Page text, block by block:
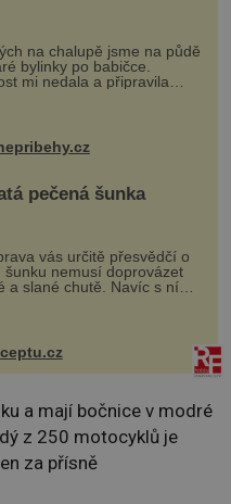
na chalupě jsme na půdě
bylinky po babičce.
mi nedala a připravila
nich lektvar… Zimní pobyt
se pro mě vlastní vinou
zážitek, na kt...
pečená šunka
vás určitě přesvědčí o
šunku nemusí doprovázet
a slané chutě. Navíc s ní
poměrně hodně hladových
sádlo 3 kg šunky
stroužky česneku hl...
a mají bočnice v modré
z 250 motocyklů je
za přísně